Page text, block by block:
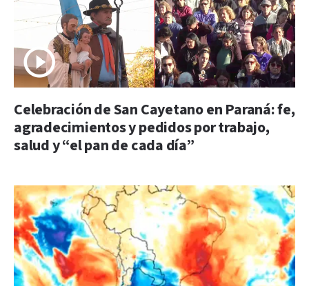
Celebración de San Cayetano en Paraná: fe,
agradecimientos y pedidos por trabajo,
salud y “el pan de cada día”